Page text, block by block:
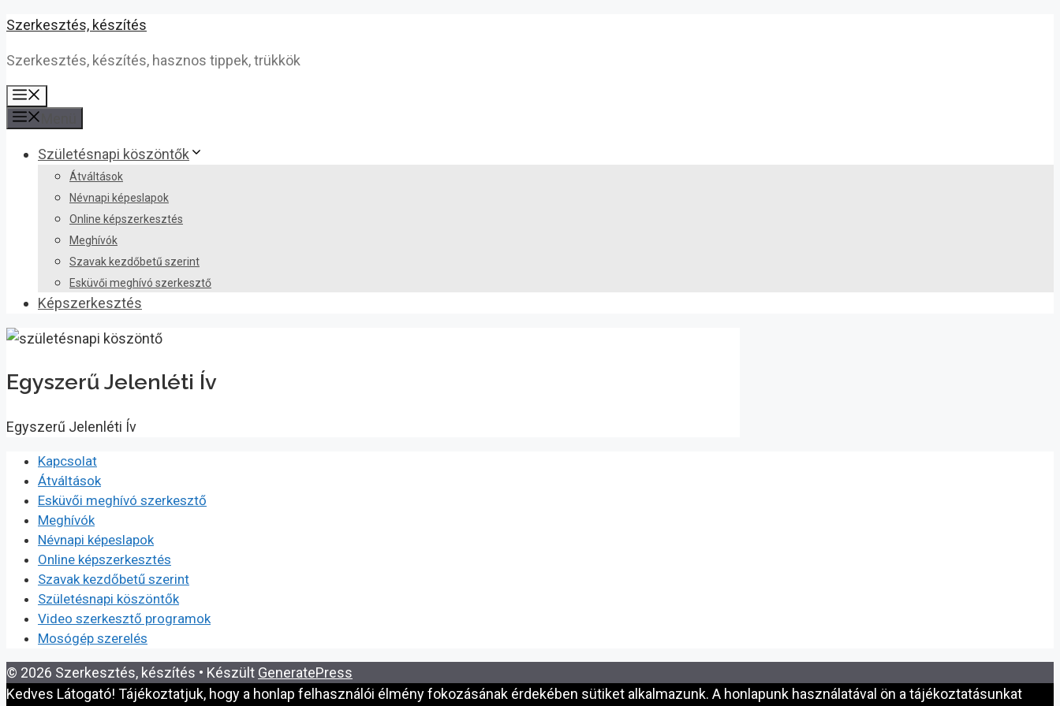
Kilépés
tartalomba
Szerkesztés, készítés
Szerkesztés, készítés, hasznos tippek, trükkök
Születésnapi köszöntők
Átváltások
Névnapi képeslapok
Online képszerkesztés
Meghívók
Szavak kezdőbetű szerint
Esküvői meghívó szerkesztő
Képszerkesztés
Egyszerű Jelenléti Ív
Egyszerű Jelenléti Ív
Kapcsolat
Átváltások
Esküvői meghívó szerkesztő
Meghívók
Névnapi képeslapok
Online képszerkesztés
Szavak kezdőbetű szerint
Születésnapi köszöntők
Video szerkesztő programok
Mosógép szerelés
© 2026 Szerkesztés, készítés • Készült GeneratePress
Kedves Látogató! Tájékoztatjuk, hogy a honlap felhasználói élmény fokozásának érdekében sütiket alkalmazunk. A honlapunk használatával ön a tájékoztatásunkat